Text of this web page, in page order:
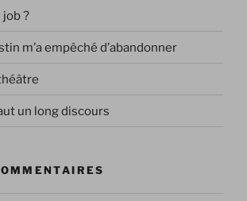
job ?
m’a empêché d’abandonner
un long discours